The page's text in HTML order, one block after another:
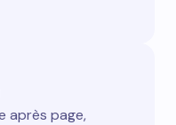
après page,